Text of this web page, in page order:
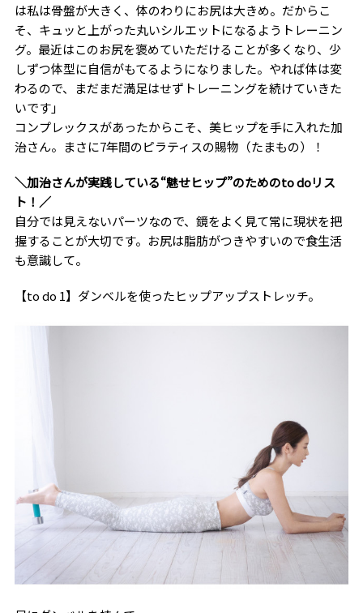
は私は骨盤が大きく、体のわりにお尻は大きめ。だからこ
そ、キュッと上がった丸いシルエットになるようトレーニン
グ。最近はこのお尻を褒めていただけることが多くなり、少
しずつ体型に自信がもてるようになりました。やれば体は変
わるので、まだまだ満足はせずトレーニングを続けていきた
いです」
コンプレックスがあったからこそ、美ヒップを手に入れた加
治さん。まさに7年間のピラティスの賜物（たまもの）！
＼加治さんが実践している“魅せヒップ”のためのto doリス
ト！／
自分では見えないパーツなので、鏡をよく見て常に現状を把
握することが大切です。お尻は脂肪がつきやすいので食生活
も意識して。
【to do 1】ダンベルを使ったヒップアップストレッチ。